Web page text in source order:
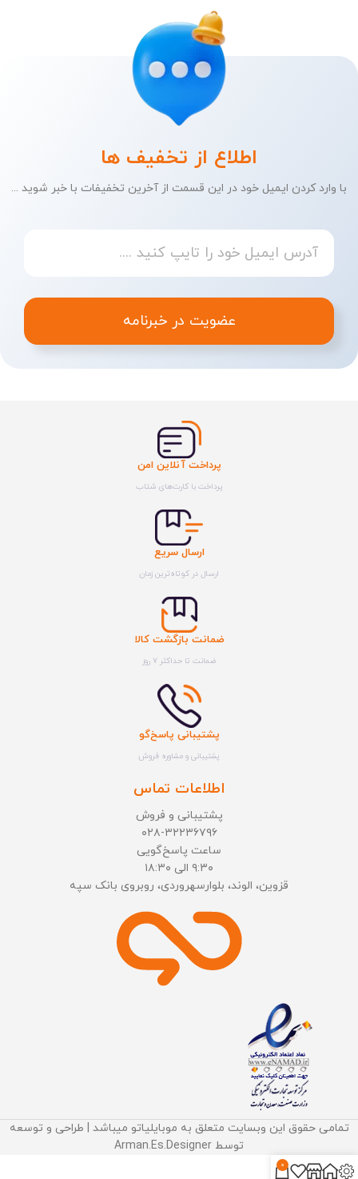
اطلاع از تخفیف ها
با وارد کردن ایمیل خود در این قسمت از آخرین تخفیفات با خبر شوید ...
عضویت در خبرنامه
پرداخت آنلاین امن
پرداخت با کارت‌های شتاب
ارسال سریع
ارسال در کوتاه‌ترین زمان
ضمانت بازگشت کالا
ضمانت تا حداکثر ۷ روز
پشتیبانی پاسخ‌گو
پشتیبانی و مشاوره فروش
اطلاعات تماس
پشتیبانی و فروش
۰۲۸-۳۲۲۳۶۷۹۶
ساعت پاسخ‌گویی
۹:۳۰ الی ۱۸:۳۰
قزوین، الوند، بلوارسهروردی، روبروی بانک سپه
تمامی حقوق این وبسایت متعلق به موبایلیاتو میباشد | طراحی و توسعه
توسط Arman.Es.Designer
0